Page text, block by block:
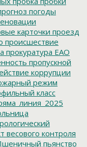
погоды
карточки проезд
происшествие
прокуратура ЕАО
пропускной
коррупции
режим
класс
весового контроля
пьянство